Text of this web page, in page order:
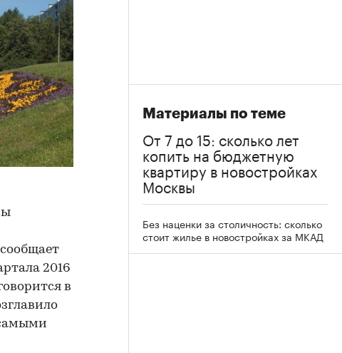
2016
в
Материалы по теме
От 7 до 15: сколько лет
копить на бюджетную
квартиру в новостройках
Москвы
Без наценки за столичность: сколько
стоит жилье в новостройках за МКАД